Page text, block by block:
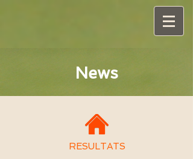
News
RESULTATS